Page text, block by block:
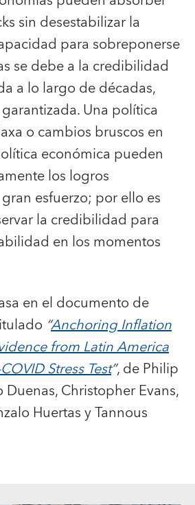
sin desestabilizar la
para sobreponerse
se debe a la credibilidad
a lo largo de décadas,
Una política
o cambios bruscos en
económica pueden
los logros
esfuerzo; por ello es
la credibilidad para
en los momentos
en el documento de
“Anchoring Inflation
from Latin America
Stress Test”, de Philip
Duenas, Christopher Evans,
Huertas y Tannous